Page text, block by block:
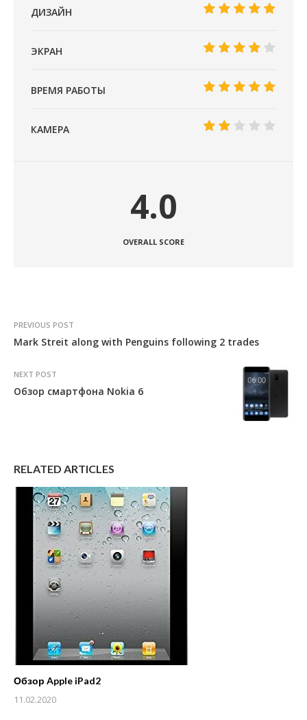
ДИЗАЙН
ЭКРАН
ВРЕМЯ РАБОТЫ
КАМЕРА
4.0
OVERALL SCORE
PREVIOUS POST
Mark Streit along with Penguins following 2 trades
NEXT POST
Обзор смартфона Nokia 6
RELATED ARTICLES
Обзор Apple iPad2
11.02.2020